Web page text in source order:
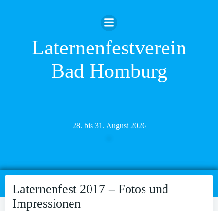
Inhalt
springen
Laternenfestverein
Bad Homburg
28. bis 31. August 2026
Laternenfest 2017 – Fotos und
Impressionen